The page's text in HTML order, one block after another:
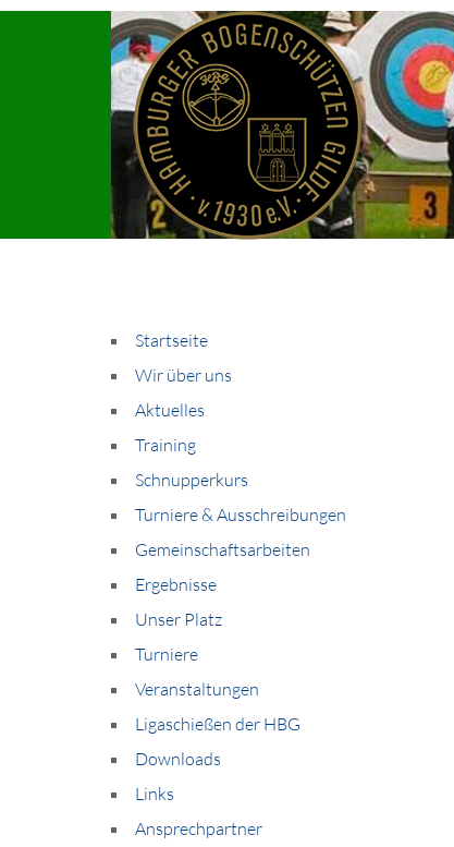
Startseite
Wir über uns
Aktuelles
Training
Schnupperkurs
Turniere & Ausschreibungen
Gemeinschaftsarbeiten
Ergebnisse
Unser Platz
Turniere
Veranstaltungen
Ligaschießen der HBG
Downloads
Links
Ansprechpartner